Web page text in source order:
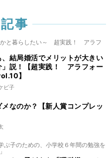
事
かと暮らしたい～ 超実践！ アラフ
結局婚活でメリットが大きい
」説！【超実践！ アラフォー
】
ビ子
メなのか？【新人賞コンプレッ
ぶ子のための、小学校６年間の勉強を